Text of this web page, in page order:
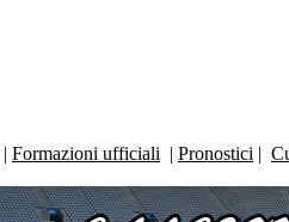
| Formazioni ufficiali | Pronostici |